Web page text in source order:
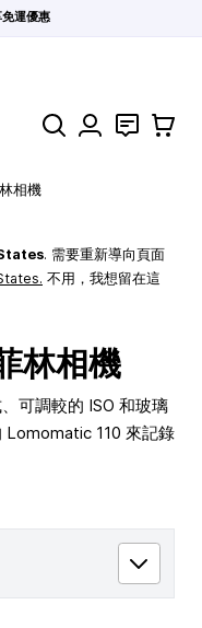
運優惠
搜索 聯絡 購物車
相機
. 需要重新導向頁面
. 不用，我想留在這
林相機
可調較的 ISO 和玻璃
Lomomatic 110 來記錄